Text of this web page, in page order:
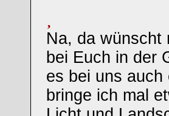
Na, da wünscht
bei Euch in der
es bei uns
bringe ich mal